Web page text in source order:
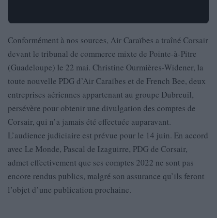
Conformément à nos sources, Air Caraïbes a traîné Corsair
devant le tribunal de commerce mixte de Pointe-à-Pitre
(Guadeloupe) le 22 mai. Christine Ourmières-Widener, la
toute nouvelle PDG d’Air Caraïbes et de French Bee, deux
entreprises aériennes appartenant au groupe Dubreuil,
persévère pour obtenir une divulgation des comptes de
Corsair, qui n’a jamais été effectuée auparavant.
L’audience judiciaire est prévue pour le 14 juin. En accord
avec Le Monde, Pascal de Izaguirre, PDG de Corsair,
admet effectivement que ses comptes 2022 ne sont pas
encore rendus publics, malgré son assurance qu’ils feront
l’objet d’une publication prochaine.